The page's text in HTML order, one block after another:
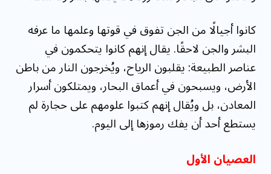
كانوا أجيالًا من الجن تفوق في قوتها وعلمها ما عرفه
البشر والجن لاحقًا. يقال إنهم كانوا يتحكمون في
عناصر الطبيعة: يقلبون الرياح، ويُخرجون النار من باطن
الأرض، ويسبحون في أعماق البحار، ويمتلكون أسرار
المعادن، بل ويُقال إنهم كتبوا علومهم على حجارة لم
يستطع أحد أن يفك رموزها إلى اليوم.
العصيان الأول